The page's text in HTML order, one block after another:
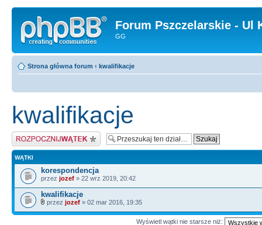
Forum Pszczelarskie - Ul
GG
Strona główna forum ‹ kwalifikacje
kwalifikacje
Napisz wątek
WĄTKI
korespondencja
przez jozef » 22 wrz 2019, 20:42
kwalifikacje
przez jozef » 02 mar 2016, 19:35
Wyświetl wątki nie starsze niż: